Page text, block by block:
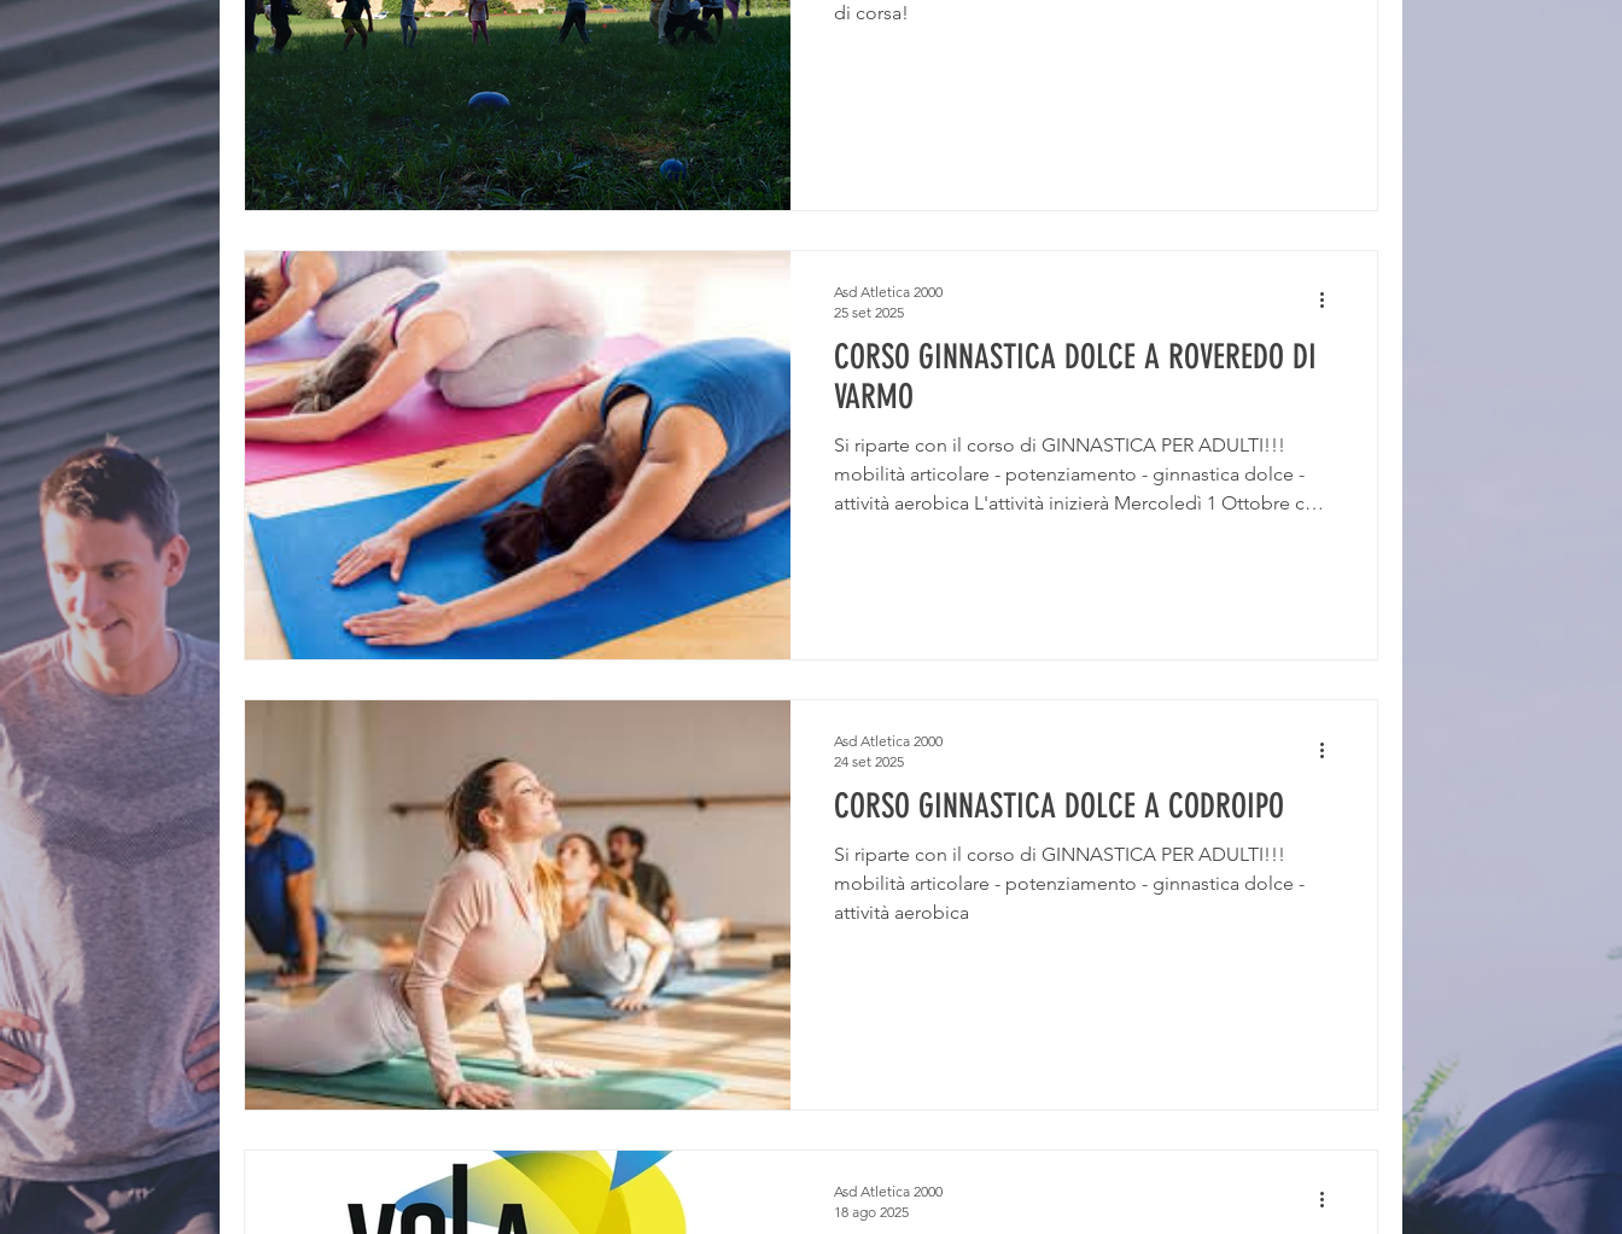
di corsa!
CORSO GINNASTICA DOLCE A ROVEREDO DI
VARMO
Si riparte con il corso di GINNASTICA PER ADULTI!!!
mobilità articolare - potenziamento - ginnastica dolce -
attività aerobica L'attività inizierà Mercoledì 1 Ottobre con
Asd Atletica 2000
25 set 2025
CORSO GINNASTICA DOLCE A CODROIPO
Si riparte con il corso di GINNASTICA PER ADULTI!!!
mobilità articolare - potenziamento - ginnastica dolce -
attività aerobica
Asd Atletica 2000
24 set 2025
Asd Atletica 2000
18 ago 2025